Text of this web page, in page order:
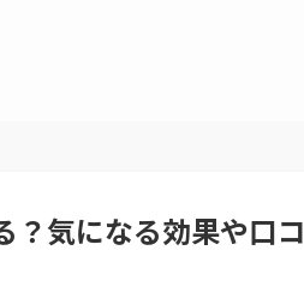
？気になる効果や口コ